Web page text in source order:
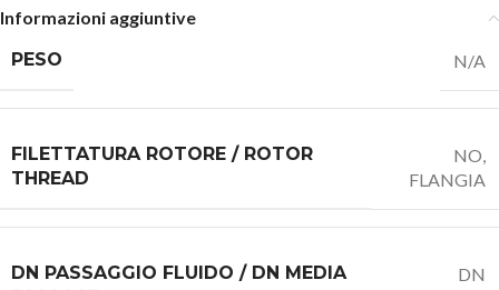
Informazioni aggiuntive
PESO
N/A
FILETTATURA ROTORE / ROTOR
THREAD
NO,
FLANGIA
DN PASSAGGIO FLUIDO / DN MEDIA
DN